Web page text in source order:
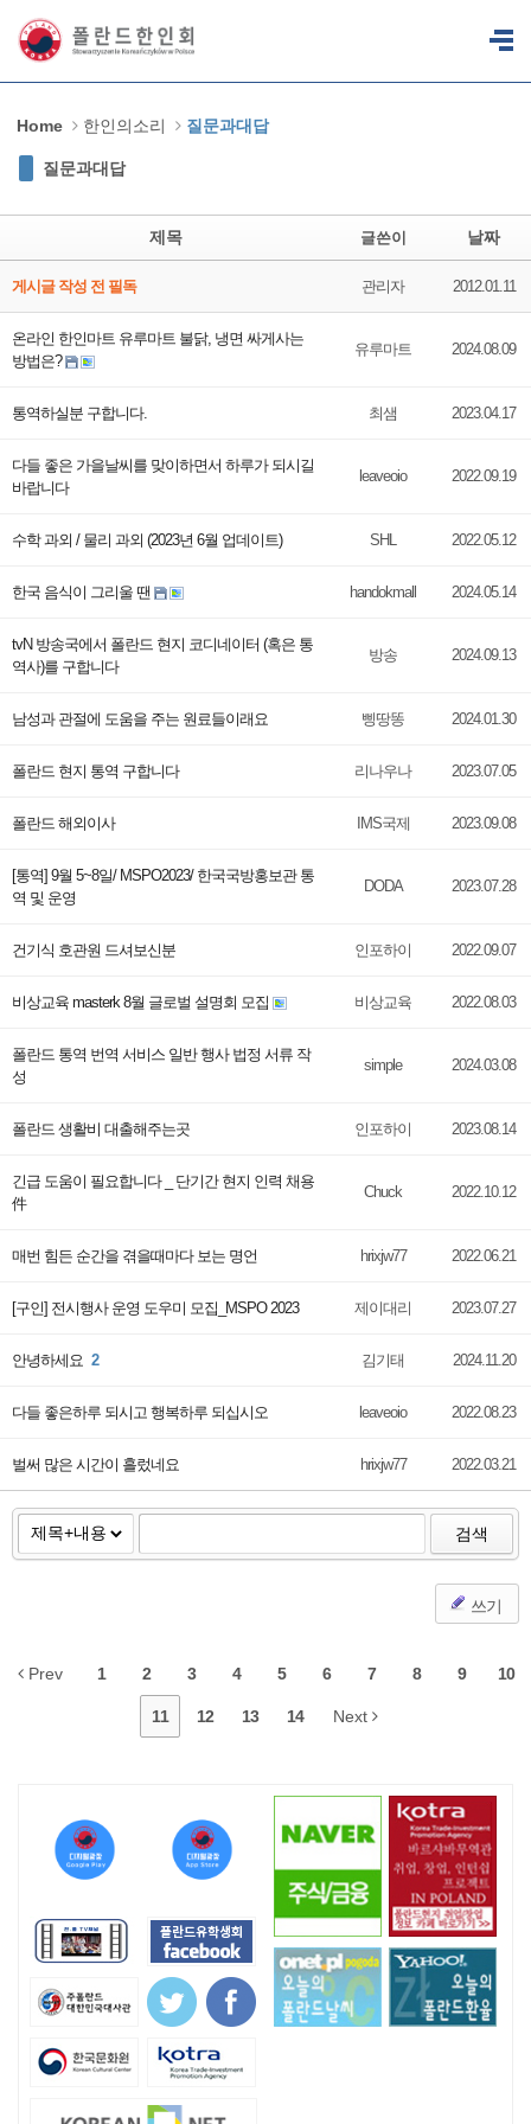
Home 한인의소리 질문과대답
질문과대답
제목 글쓴이 날짜
게시글 작성 전 필독 관리자 2012.01.11
온라인 한인마트 유루마트 불닭, 냉면 싸게사는
방법은?
유루마트 2024.08.09
통역하실분 구합니다. 최샘 2023.04.17
다들 좋은 가을날씨를 맞이하면서 하루가 되시길
바랍니다
leaveoio 2022.09.19
수학 과외 / 물리 과외 (2023년 6월 업데이트) SHL 2022.05.12
한국 음식이 그리울 땐 handokmall 2024.05.14
tvN 방송국에서 폴란드 현지 코디네이터 (혹은 통
역사)를 구합니다
방송 2024.09.13
남성과 관절에 도움을 주는 원료들이래요 삥땅똥 2024.01.30
폴란드 현지 통역 구합니다 리나우나 2023.07.05
폴란드 해외이사 IMS국제 2023.09.08
[통역] 9월 5~8일/ MSPO2023/ 한국국방홍보관 통
역 및 운영
DODA 2023.07.28
건기식 호관원 드셔보신분 인포하이 2022.09.07
비상교육 masterk 8월 글로벌 설명회 모집 비상교육 2022.08.03
폴란드 통역 번역 서비스 일반 행사 법정 서류 작
성
simple 2024.03.08
폴란드 생활비 대출해주는곳 인포하이 2023.08.14
긴급 도움이 필요합니다 _ 단기간 현지 인력 채용
件
Chuck 2022.10.12
매번 힘든 순간을 겪을때마다 보는 명언 hrixjw77 2022.06.21
[구인] 전시행사 운영 도우미 모집_MSPO 2023 제이대리 2023.07.27
안녕하세요 2 김기태 2024.11.20
다들 좋은하루 되시고 행복하루 되십시오 leaveoio 2022.08.23
벌써 많은 시간이 흘렀네요 hrixjw77 2022.03.21
검색
쓰기
Prev 1 2 3 4 5 6 7 8 9 10
11 12 13 14 Next